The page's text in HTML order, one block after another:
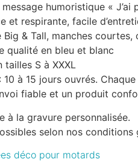
humoristique «
et respirante, facile
Big & Tall, manches courtes,
qualité en bleu et blanc
tailles S à XXXL
10 à 15 jours ouvrés.
fiable et un produit
à la gravure personnalisée.
selon nos conditions
déco pour motards